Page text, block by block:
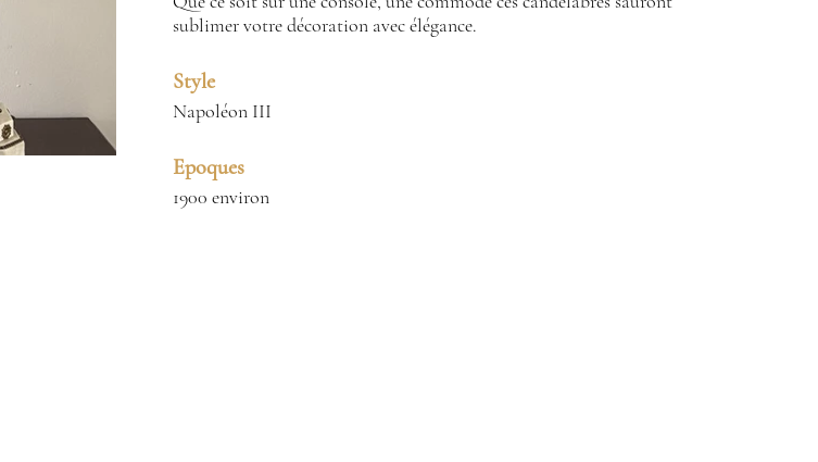
sublimer votre décoration avec élégance.
Style
Napoléon III
Epoques
1900 environ